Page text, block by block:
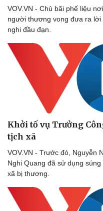
Sức khỏe
Dinh dưỡng - món ngon
Cây thuốc
Sản phụ khoa
Nhi khoa
Nam khoa
Làm đẹp - giảm cân
Phòng mạch online
Ăn sạch sống khỏe
VOV.VN - Chủ bãi phế liệu
người thương vong đưa ra lời
nghi đầu đạn.
Khởi tố vụ Trưởng
tịch xã
VOV.VN - Trước đó, Nguyễn
Nghi Quang đã sử dụng
xã bị thương.